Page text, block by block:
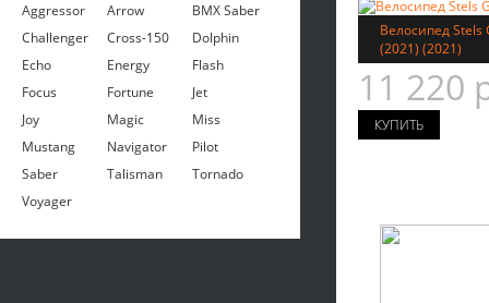
Aggressor
Arrow
BMX Saber
Challenger
Cross-150
Dolphin
Echo
Energy
Flash
Focus
Fortune
Jet
Joy
Magic
Miss
Mustang
Navigator
Pilot
Saber
Talisman
Tornado
Voyager
Велосипед Stels
(2021) (2021)
11 220